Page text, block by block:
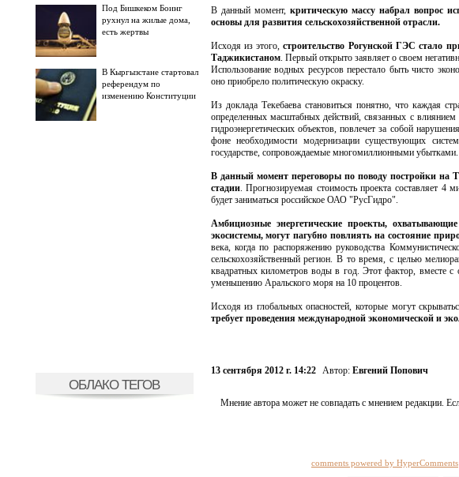
Под Бишкеком Боинг
рухнул на жилые дома,
есть жертвы
В Кыргызстане стартовал
референдум по
изменению Конституции
ОБЛАКО ТЕГОВ
В данный момент, критическую массу набрал вопрос
основы для развития сельскохозяйственной отрасли.
Исходя из этого,строительство Рогунской ГЭС стало
Таджикистаном. Первый открыто заявляет о своем
Использование водных ресурсов перестало быть чисто
оно приобрело политическую окраску.
Из доклада Текебаева становиться понятно, что каждая
определенных масштабных действий, связанных с
гидроэнергетических объектов, повлечет за собой
фоне необходимости модернизации существующих
государстве, сопровождаемые многомиллионными убытками.
В данный момент переговоры по поводу постройки на
стадии. Прогнозируемая стоимость проекта составляет 4
будет заниматься российское ОАО "РусГидро".
Амбициозные энергетические проекты,
экосистемы, могут пагубно повлиять на состояние
века, когда по распоряжению руководства
сельскохозяйственный регион. В то время, с целью
квадратных километров воды в год. Этот фактор, вместе с
уменьшению Аральского моря на 10 процентов.
Исходя из глобальных опасностей, которые могут
требует проведения международной экономической и
13 сентября 2012 г. 14:22 Автор: Евгений Попович
Мнение автора может не совпадать с мнением редакции.
comments powered by HyperComments